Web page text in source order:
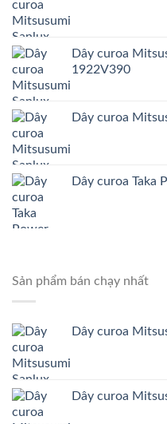
Dây curoa
1922V390
Dây curoa
Dây curoa Taka
Sản phẩm bán chạy nhất
Dây curoa
Dây curoa